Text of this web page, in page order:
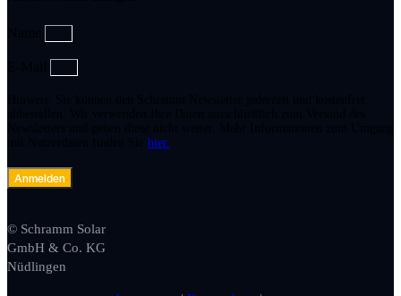
hier.
Anmelden
© Schramm Solar
GmbH & Co. KG
Nüdlingen